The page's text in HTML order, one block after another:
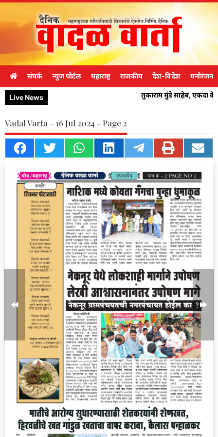
संपर्क न्युज पोर्टल महाराष्ट्र राजकीय देश-विदेश मनोरंजन
Live News तुकाराम मुंडे साहेब, एकदा
Vadal Varta - 16 Jul 2024 - Page 2